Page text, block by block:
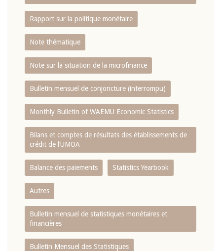
Rapport sur la politique monétaire
Note thématique
Note sur la situation de la microfinance
Bulletin mensuel de conjoncture (interrompu)
Monthly Bulletin of WAEMU Economic Statistics
Bilans et comptes de résultats des établissements de
crédit de l‘UMOA
Balance des paiements Statistics Yearbook
Autres
Bulletin mensuel de statistiques monétaires et
financières
Bulletin Mensuel des Statistiques